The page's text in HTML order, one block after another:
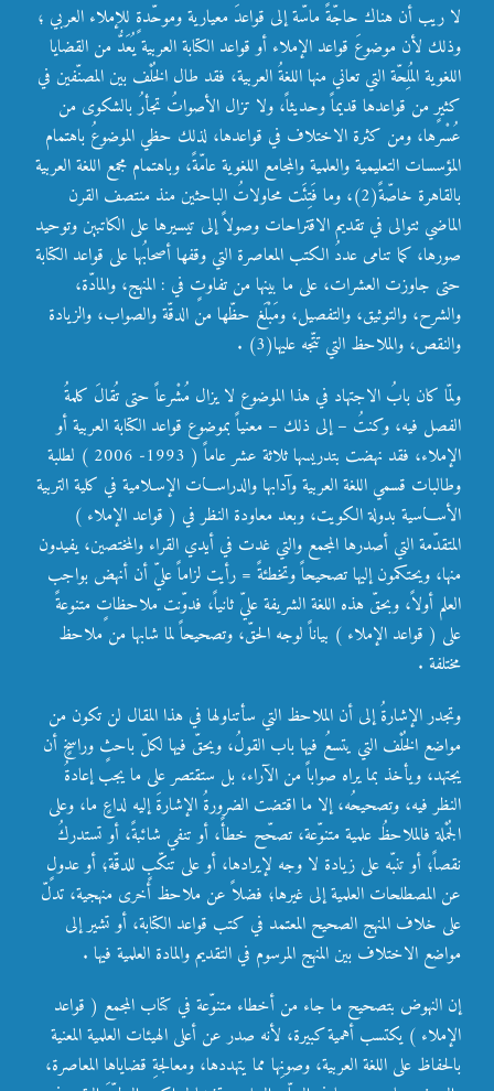
لا ريب أن هناك حاجّةً ماسّة إلى قواعدَ معيارية وموحّدةٍ للإملاء العربي ؛
وذلك لأن موضوعَ قواعد الإملاء أو قواعد الكتابة العربية يُعَدُّ من القضايا
اللغوية المُلِحّة التي تعاني منها اللغةُ العربية، فقد طال الخُلْف بين المصنّفين في
كثيرٍ من قواعدها قديماً وحديثاً، ولا تزال الأصواتُ تجأرُ بالشكوى من
عُسْرها، ومن كثرة الاختلاف في قواعدها، لذلك حظي الموضوعُ باهتمام
المؤسسات التعليمية والعلمية والمجامع اللغوية عامّةً، وباهتمام مجمع اللغة العربية
بالقاهرة خاصّةً(2)، وما فَتِئَت محاولاتُ الباحثين منذ منتصف القرن
الماضي تتوالى في تقديم الاقتراحات وصولاً إلى تيسيرها على الكاتبين وتوحيد
صورها، كما تنامى عددُ الكتب المعاصرة التي وقفها أصحابُها على قواعد الكتابة
حتى جاوزت العشرات، على ما بينها من تفاوتٍ في : المنهج، والمادّة،
والشرح، والتوثيق، والتفصيل، ومَبْلَغ حظّها من الدقّة والصواب، والزيادة
والنقص، والملاحظ التي تتّجه عليها(3) .
ولمّا كان بابُ الاجتهاد في هذا الموضوع لا يزال مُشْرعاً حتى تُقالَ كلمةُ
الفصل فيه، وكنتُ – إلى ذلك – معنياً بموضوع قواعد الكتابة العربية أو
الإملاء، فقد نهضت بتدريسها ثلاثة عشر عاماً ( 1993- 2006 ) لطلبة
وطالبات قسمي اللغة العربية وآدابها والدراسـات الإسـلامية في كلية التربية
الأسـاسية بدولة الكويت، وبعد معاودة النظر في ( قواعد الإملاء )
المتقدّمة التي أصدرها المجمع والتي غدت في أيدي القراء والمختصين، يفيدون
منها، ويحتكمون إليها تصحيحاً وتخطئةً = رأيت لزاماً عليّ أن أنهض بواجب
العلم أولاً، وبحقّ هذه اللغة الشريفة عليّ ثانياً، فدوّنت ملاحظاتٍ متنوعةً
على ( قواعد الإملاء ) بياناً لوجه الحقّ، وتصحيحاً لما شابها من ملاحظ
مختلفة .
وتجدر الإشارةُ إلى أن الملاحظ التي سأتناولها في هذا المقال لن تكون من
مواضع الخُلْف التي يتسعُ فيها باب القولُ، ويحقّ فيها لكلّ باحثٍ وراسخٍ أن
يجتهد، ويأخذ بما يراه صواباً من الآراء، بل ستقتصر على ما يجب إعادةُ
النظر فيه، وتصحيحُه، إلا ما اقتضت الضرورةُ الإشارةَ إليه لداعٍ ما، وعلى
الجُمْلة فالملاحظُ علمية متنوّعة، تصحّح خطأً، أو تنفي شائبةً، أو تستدركُ
نقصاً؛ أو تنبّه على زيادة لا وجه لإيرادها، أو على تنكّبٍ للدقّة؛ أو عدولٍ
عن المصطلحات العلمية إلى غيرها؛ فضلاً عن ملاحظ أخرى منهجية، تدلّ
على خلاف المنهج الصحيح المعتمد في كتب قواعد الكتابة، أو تشير إلى
مواضع الاختلاف بين المنهج المرسوم في التقديم والمادة العلمية فيها .
إن النهوض بتصحيح ما جاء من أخطاء متنوّعة في كتاب المجمع ( قواعد
الإملاء ) يكتسب أهمية كبيرة، لأنه صدر عن أعلى الهيئات العلمية المعنية
بالحفاظ على اللغة العربية، وصونِها مما يتهددها، ومعالجةِ قضاياها المعاصرة،